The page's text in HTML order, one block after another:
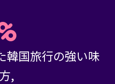
韓国旅行の強い味
方,